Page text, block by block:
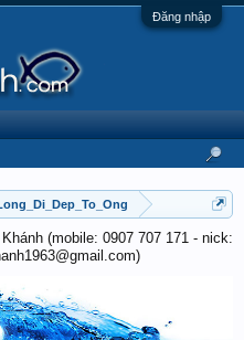
Đăng nhập
(mobile: 0907 707 171 - nick: